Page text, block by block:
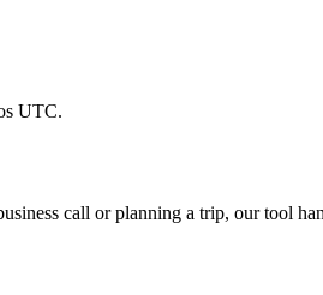
UTC.
call or planning a trip, our tool